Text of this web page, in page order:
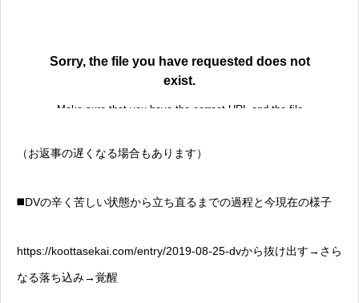
（お返事の遅くなる場合もあります）
◼️DVの辛く苦しい状態から立ち直るまでの過程と今現在の様子
https://koottasekai.com/entry/2019-08-25-dvから抜け出す→さら
なる落ち込み→覚醒